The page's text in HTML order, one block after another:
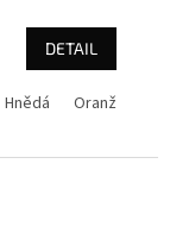
DETAIL
Hnědá Oranž.fluo